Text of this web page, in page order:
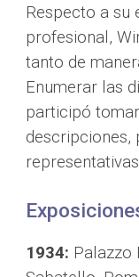
Respecto a su
profesional,
tanto de
Enumerar las
participó
descripciones,
Exposicione
1934: Palazzo